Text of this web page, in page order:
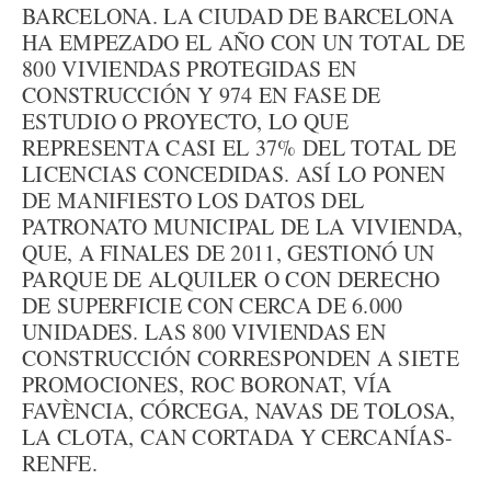
BARCELONA. LA CIUDAD DE BARCELONA
HA EMPEZADO EL AÑO CON UN TOTAL DE
800 VIVIENDAS PROTEGIDAS EN
CONSTRUCCIÓN Y 974 EN FASE DE
ESTUDIO O PROYECTO, LO QUE
REPRESENTA CASI EL 37% DEL TOTAL DE
LICENCIAS CONCEDIDAS. ASÍ LO PONEN
DE MANIFIESTO LOS DATOS DEL
PATRONATO MUNICIPAL DE LA VIVIENDA,
QUE, A FINALES DE 2011, GESTIONÓ UN
PARQUE DE ALQUILER O CON DERECHO
DE SUPERFICIE CON CERCA DE 6.000
UNIDADES. LAS 800 VIVIENDAS EN
CONSTRUCCIÓN CORRESPONDEN A SIETE
PROMOCIONES, ROC BORONAT, VÍA
FAVÈNCIA, CÓRCEGA, NAVAS DE TOLOSA,
LA CLOTA, CAN CORTADA Y CERCANÍAS-
RENFE.